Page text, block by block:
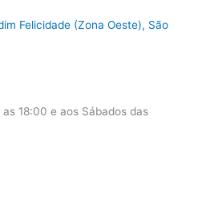
Felicidade (Zona Oeste), São
18:00 e aos Sábados das